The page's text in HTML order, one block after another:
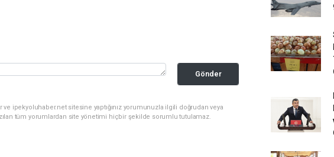
Gönder
ipekyoluhaber.net sitesine yaptığınız yorumunuzla ilgili doğrudan veya
tüm yorumlardan site yönetimi hiçbir şekilde sorumlu tutulamaz.